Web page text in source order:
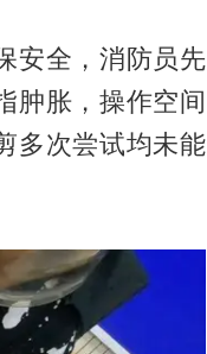
安全，消防员先
肿胀，操作空间
多次尝试均未能